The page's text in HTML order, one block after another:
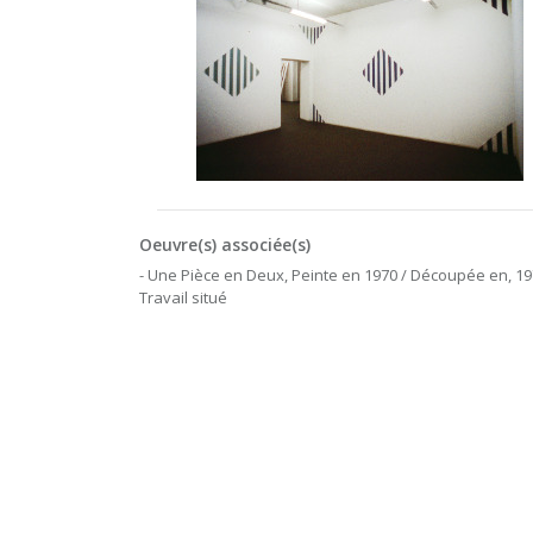
Oeuvre(s) associée(s)
- Une Pièce en Deux, Peinte en 1970 / Découpée en,
Travail situé